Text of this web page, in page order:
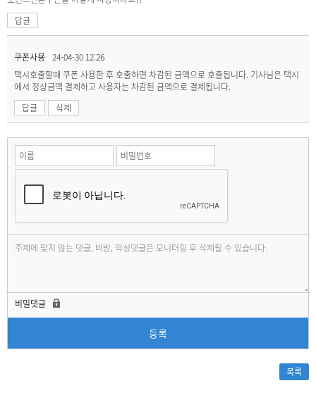
답글
쿠폰사용 24-04-30 12:26
택시호출할때 쿠폰 사용한 후 호출하면 차감된 금액으로 호출됩니다. 기사님은 택시
에서 정상금액 결제하고 사용자는 차감된 금액으로 결제됩니다.
답글
삭제
비밀댓글
등록
목록